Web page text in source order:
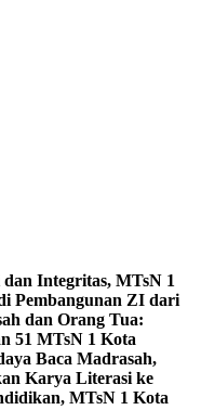
Integritas, MTsN 1
Pembangunan ZI dari
dan Orang Tua:
51 MTsN 1 Kota
Baca Madrasah,
Karya Literasi ke
MTsN 1 Kota